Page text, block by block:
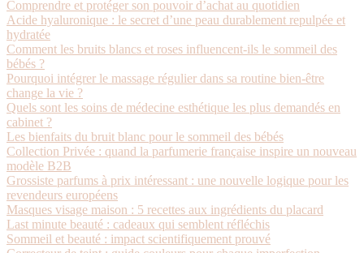
Comprendre et protéger son pouvoir d’achat au quotidien
Acide hyaluronique : le secret d’une peau durablement repulpée et
hydratée
Comment les bruits blancs et roses influencent-ils le sommeil des
bébés ?
Pourquoi intégrer le massage régulier dans sa routine bien-être
change la vie ?
Quels sont les soins de médecine esthétique les plus demandés en
cabinet ?
Les bienfaits du bruit blanc pour le sommeil des bébés
Collection Privée : quand la parfumerie française inspire un nouveau
modèle B2B
Grossiste parfums à prix intéressant : une nouvelle logique pour les
revendeurs européens
Masques visage maison : 5 recettes aux ingrédients du placard
Last minute beauté : cadeaux qui semblent réfléchis
Sommeil et beauté : impact scientifiquement prouvé